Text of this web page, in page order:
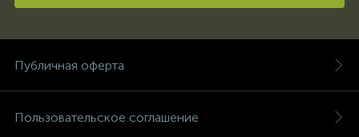
Публичная оферта
Пользовательское соглашение